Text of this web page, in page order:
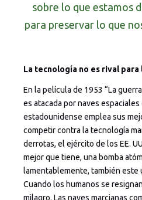
sobre lo que estamos
para preservar lo que
La tecnología no es rival para
En la película de 1953 “La
es atacada por naves
estadounidense emplea sus
competir contra la tecnología
derrotas, el ejército de los EE.
mejor que tiene, una bomba
lamentablemente, también este
Cuando los humanos se
milagro. Las naves marcianas